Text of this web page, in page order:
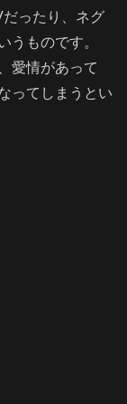
ったり、ネグ
うものです。
愛情があって
ってしまうとい